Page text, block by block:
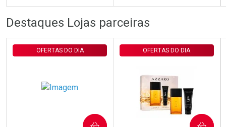
FECHAR
Laboratório
FECHAR
Por Menos Por Menos
Destaques Lojas parceiras
OFERTAS DO DIA OFERTAS DO DIA